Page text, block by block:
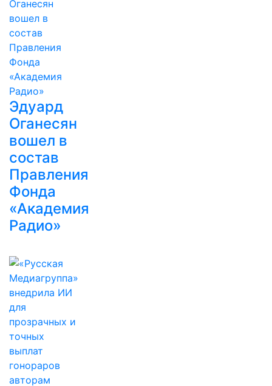
Эдуард
Оганесян
вошел в
состав
Правления
Фонда
«Академия
Радио»